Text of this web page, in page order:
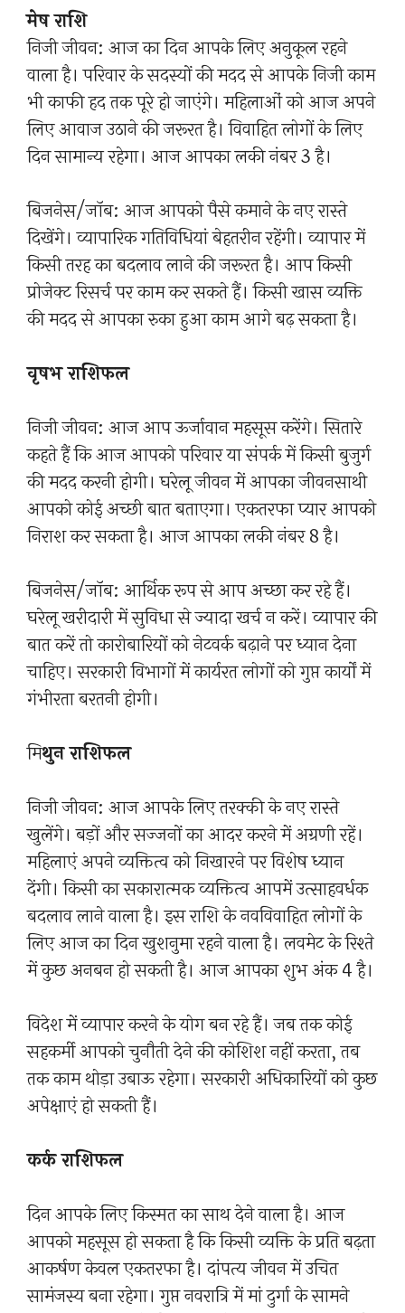
मेष राशि
निजी जीवन: आज का दिन आपके लिए अनुकूल रहने
वाला है। परिवार के सदस्यों की मदद से आपके निजी काम
भी काफी हद तक पूरे हो जाएंगे। महिलाओं को आज अपने
लिए आवाज उठाने की जरूरत है। विवाहित लोगों के लिए
दिन सामान्य रहेगा। आज आपका लकी नंबर 3 है।
बिजनेस/जॉब: आज आपको पैसे कमाने के नए रास्ते
दिखेंगे। व्यापारिक गतिविधियां बेहतरीन रहेंगी। व्यापार में
किसी तरह का बदलाव लाने की जरूरत है। आप किसी
प्रोजेक्ट रिसर्च पर काम कर सकते हैं। किसी खास व्यक्ति
की मदद से आपका रुका हुआ काम आगे बढ़ सकता है।
वृषभ राशिफल
निजी जीवन: आज आप ऊर्जावान महसूस करेंगे। सितारे
कहते हैं कि आज आपको परिवार या संपर्क में किसी बुजुर्ग
की मदद करनी होगी। घरेलू जीवन में आपका जीवनसाथी
आपको कोई अच्छी बात बताएगा। एकतरफा प्यार आपको
निराश कर सकता है। आज आपका लकी नंबर 8 है।
बिजनेस/जॉब: आर्थिक रूप से आप अच्छा कर रहे हैं।
घरेलू खरीदारी में सुविधा से ज्यादा खर्च न करें। व्यापार की
बात करें तो कारोबारियों को नेटवर्क बढ़ाने पर ध्यान देना
चाहिए। सरकारी विभागों में कार्यरत लोगों को गुप्त कार्यों में
गंभीरता बरतनी होगी।
मिथुन राशिफल
निजी जीवन: आज आपके लिए तरक्की के नए रास्ते
खुलेंगे। बड़ों और सज्जनों का आदर करने में अग्रणी रहें।
महिलाएं अपने व्यक्तित्व को निखारने पर विशेष ध्यान
देंगी। किसी का सकारात्मक व्यक्तित्व आपमें उत्साहवर्धक
बदलाव लाने वाला है। इस राशि के नवविवाहित लोगों के
लिए आज का दिन खुशनुमा रहने वाला है। लवमेट के रिश्ते
में कुछ अनबन हो सकती है। आज आपका शुभ अंक 4 है।
विदेश में व्यापार करने के योग बन रहे हैं। जब तक कोई
सहकर्मी आपको चुनौती देने की कोशिश नहीं करता, तब
तक काम थोड़ा उबाऊ रहेगा। सरकारी अधिकारियों को कुछ
अपेक्षाएं हो सकती हैं।
कर्क राशिफल
दिन आपके लिए किस्मत का साथ देने वाला है। आज
आपको महसूस हो सकता है कि किसी व्यक्ति के प्रति बढ़ता
आकर्षण केवल एकतरफा है। दांपत्य जीवन में उचित
सामंजस्य बना रहेगा। गुप्त नवरात्रि में मां दुर्गा के सामने